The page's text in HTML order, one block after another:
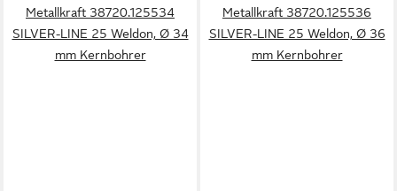
Metallkraft 38720.125534
SILVER-LINE 25 Weldon, Ø 34
mm Kernbohrer
Metallkraft 38720.125536
SILVER-LINE 25 Weldon, Ø 36
mm Kernbohrer